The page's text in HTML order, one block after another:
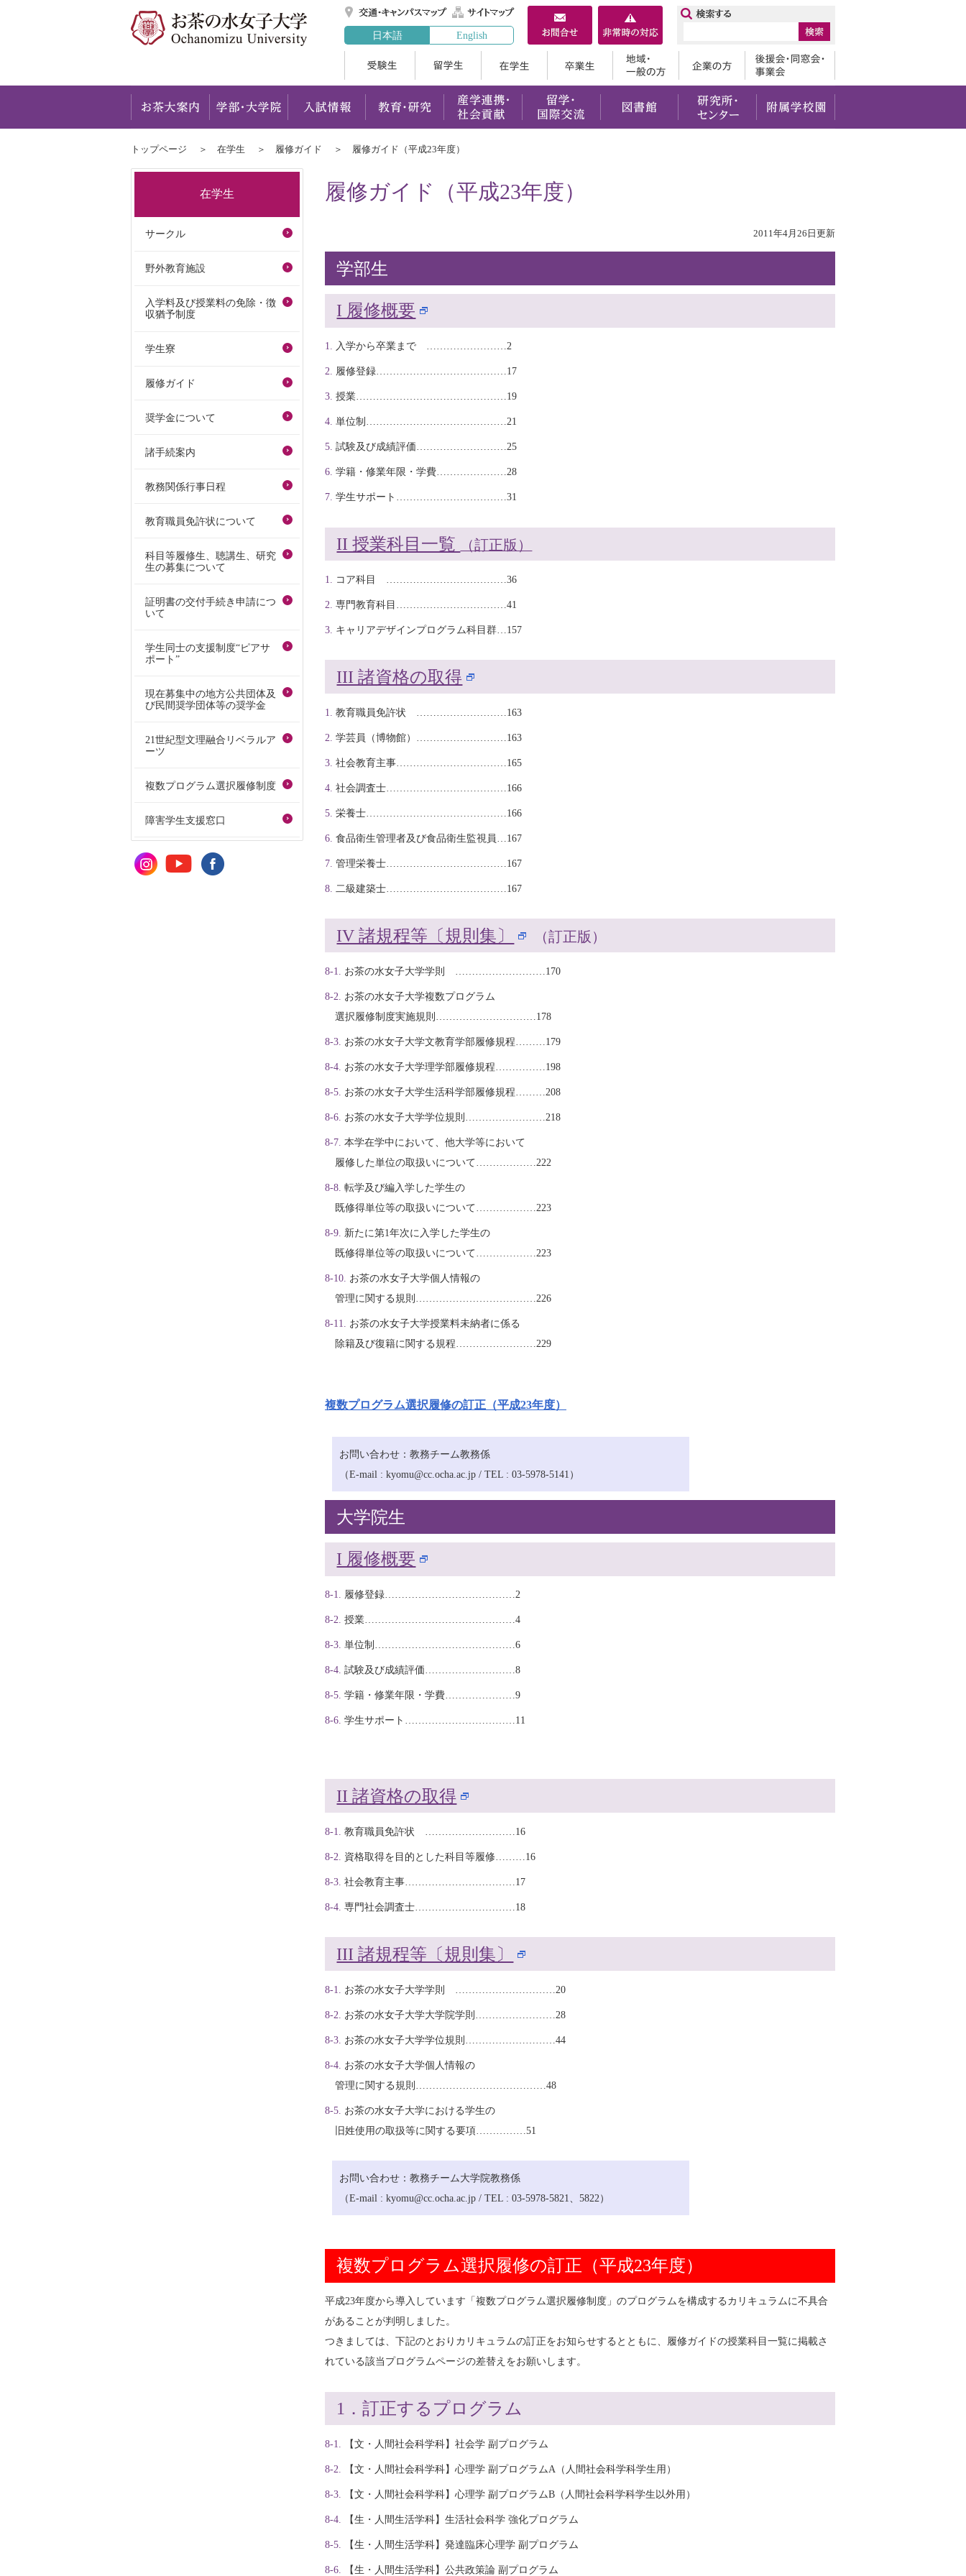
交通・キャンパスマップ
サイトマップ
日本語
English
在学生 地域・一般の方企業の方
お茶大案内 入試情報 教育・研究 産学連携・社会貢献留学・国際交流
トップページ 在学生 履修ガイド 履修ガイド（平成23年度）
履修ガイド（平成23年度）
2011年4月26日更新
学部生
I 履修概要
入学から卒業まで ……………………2
履修登録…………………………………17
授業………………………………………19
単位制……………………………………21
試験及び成績評価………………………25
学籍・修業年限・学費…………………28
学生サポート……………………………31
II 授業科目一覧 （訂正版）
コア科目 ………………………………36
専門教育科目……………………………41
キャリアデザインプログラム科目群…157
III 諸資格の取得
教育職員免許状 ………………………163
学芸員（博物館）………………………163
社会教育主事……………………………165
社会調査士………………………………166
栄養士……………………………………166
食品衛生管理者及び食品衛生監視員…167
管理栄養士………………………………167
二級建築士………………………………167
IV 諸規程等〔規則集〕 （訂正版）
お茶の水女子大学学則 ………………………170
お茶の水女子大学複数プログラム
選択履修制度実施規則…………………………178
お茶の水女子大学文教育学部履修規程………179
お茶の水女子大学理学部履修規程……………198
お茶の水女子大学生活科学部履修規程………208
お茶の水女子大学学位規則……………………218
本学在学中において、他大学等において
履修した単位の取扱いについて………………222
転学及び編入学した学生の
既修得単位等の取扱いについて………………223
新たに第1年次に入学した学生の
既修得単位等の取扱いについて………………223
お茶の水女子大学個人情報の
管理に関する規則………………………………226
お茶の水女子大学授業料未納者に係る
除籍及び復籍に関する規程……………………229
複数プログラム選択履修の訂正（平成23年度）
お問い合わせ：教務チーム教務係
（E-mail : kyomu@cc.ocha.ac.jp / TEL : 03-5978-5141）
大学院生
I 履修概要
履修登録…………………………………2
授業………………………………………4
単位制……………………………………6
試験及び成績評価………………………8
学籍・修業年限・学費…………………9
学生サポート……………………………11
II 諸資格の取得
教育職員免許状 ………………………16
資格取得を目的とした科目等履修………16
社会教育主事……………………………17
専門社会調査士…………………………18
III 諸規程等〔規則集〕
お茶の水女子大学学則 …………………………20
お茶の水女子大学大学院学則……………………28
お茶の水女子大学学位規則………………………44
お茶の水女子大学個人情報の
管理に関する規則…………………………………48
お茶の水女子大学における学生の
旧姓使用の取扱等に関する要項……………51
お問い合わせ：教務チーム大学院教務係
（E-mail : kyomu@cc.ocha.ac.jp / TEL : 03-5978-5821、5822）
複数プログラム選択履修の訂正（平成23年度）
平成23年度から導入しています「複数プログラム選択履修制度」のプログラムを構成するカリキュラムに不具合
があることが判明しました。
つきましては、下記のとおりカリキュラムの訂正をお知らせするとともに、履修ガイドの授業科目一覧に掲載さ
れている該当プログラムページの差替えをお願いします。
1．訂正するプログラム
【文・人間社会科学科】社会学 副プログラム
【文・人間社会科学科】心理学 副プログラムA（人間社会科学科学生用）
【文・人間社会科学科】心理学 副プログラムB（人間社会科学科学生以外用）
【生・人間生活学科】生活社会科学 強化プログラム
【生・人間生活学科】発達臨床心理学 副プログラム
【生・人間生活学科】公共政策論 副プログラム
在学生
サークル
野外教育施設
入学料及び授業料の免除・徴
収猶予制度
学生寮
履修ガイド
奨学金について
諸手続案内
教務関係行事日程
教育職員免許状について
科目等履修生、聴講生、研究
生の募集について
証明書の交付手続き申請につ
いて
学生同士の支援制度“ピアサ
ポート”
現在募集中の地方公共団体及
び民間奨学団体等の奨学金
21世紀型文理融合リベラルア
ーツ
複数プログラム選択履修制度
障害学生支援窓口